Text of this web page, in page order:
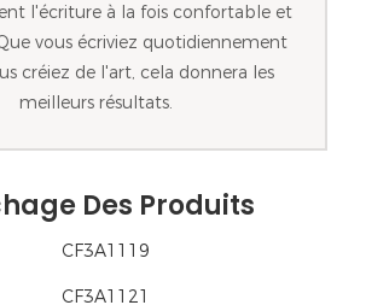
l'écriture à la fois confortable et
vous écriviez quotidiennement
créiez de l'art, cela donnera les
meilleurs résultats.
Des Produits